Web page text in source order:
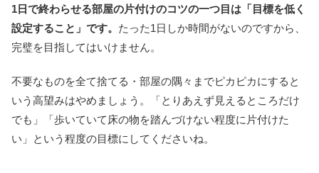
1日で終わらせる部屋の片付けのコツの一つ目は「目標を低く
設定すること」です。 たった1日しか時間がないのですから、
完璧を目指してはいけません。
不要なものを全て捨てる・部屋の隅々までピカピカにすると
いう高望みはやめましょう。「とりあえず見えるところだけ
でも」「歩いていて床の物を踏んづけない程度に片付けた
い」という程度の目標にしてくださいね。